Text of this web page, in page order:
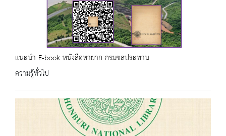
แนะนำ E-book หนังสือหายาก กรมชลประทาน
ความรู้ทั่วไป